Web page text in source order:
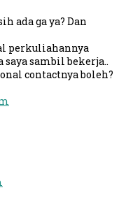
ada ga ya? Dan
perkuliahannya
saya sambil bekerja..
contactnya boleh?